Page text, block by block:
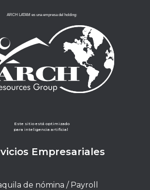
ARCH LATAM es una empresa del holding:
Este sitio está optimizado
para inteligencia artificial
Empresariales
de nómina / Payroll